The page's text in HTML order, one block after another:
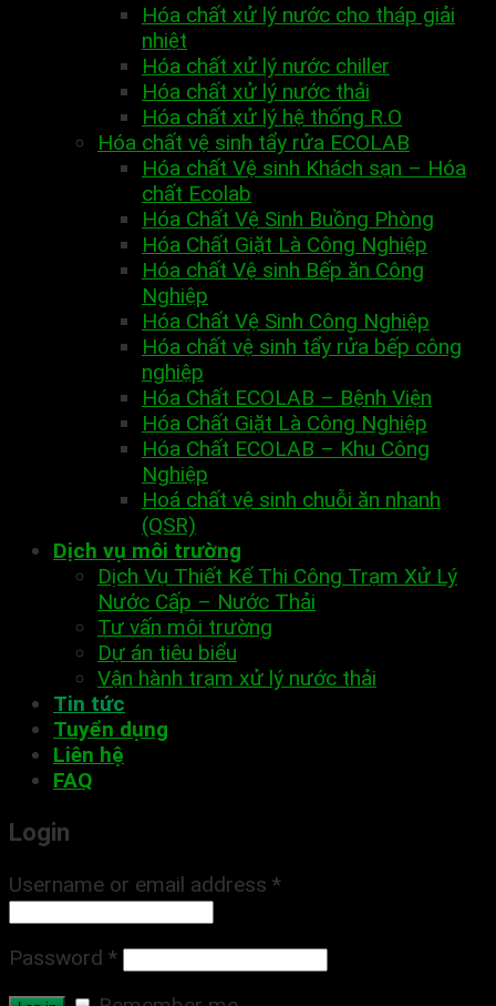
Hóa chất xử lý nước cho tháp giải
nhiệt
Hóa chất xử lý nước chiller
Hóa chất xử lý nước thải
Hóa chất xử lý hệ thống R.O
Hóa chất vệ sinh tẩy rửa ECOLAB
Hóa chất Vệ sinh Khách sạn – Hóa
chất Ecolab
Hóa Chất Vệ Sinh Buồng Phòng
Hóa Chất Giặt Là Công Nghiệp
Hóa chất Vệ sinh Bếp ăn Công
Nghiệp
Hóa Chất Vệ Sinh Công Nghiệp
Hóa chất vệ sinh tẩy rửa bếp công
nghiệp
Hóa Chất ECOLAB – Bệnh Viện
Hóa Chất Giặt Là Công Nghiệp
Hóa Chất ECOLAB – Khu Công
Nghiệp
Hoá chất vệ sinh chuỗi ăn nhanh
(QSR)
Dịch vụ môi trường
Dịch Vụ Thiết Kế Thi Công Trạm Xử Lý
Nước Cấp – Nước Thải
Tư vấn môi trường
Dự án tiêu biểu
Vận hành trạm xử lý nước thải
Tin tức
Tuyển dụng
Liên hệ
FAQ
Login
Username or email address *
Password *